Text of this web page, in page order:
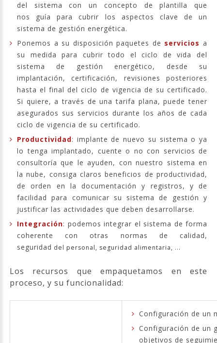
del sistema con un concepto de plantilla que
nos guía para cubrir los aspectos clave de un
sistema de gestión energética.
Ponemos a su disposición paquetes de servicios a
su medida para cubrir todo el ciclo de vida del
sistema de gestión energético, desde su
implantación, certificación, revisiones posteriores
hasta el final del ciclo de vigencia de su certificado.
Si quiere, a través de una tarifa plana, puede tener
asegurados sus servicios durante los años de cada
ciclo de vigencia de su certificado.
Productividad: implante de nuevo su sistema o ya
lo tenga implantado, cuente o no con servicios de
consultoría que le ayuden, con nuestro sistema en
la nube, consiga claros beneficios de productividad,
de orden en la documentación y registros, y de
facilidad para comunicar su sistema de gestión y
justificar las actividades que deben desarrollarse.
Integración: podemos integrar el sistema de forma
coherente con otras normas de calidad,
seguridad del personal, seguridad alimentaria, ...
Los recursos que empaquetamos en este
proceso, y su funcionalidad:
Configuración de un
Configuración de un
objetivos de